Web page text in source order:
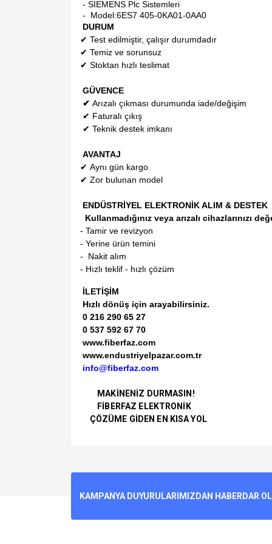
- SIEMENS Plc Sistemleri
- Model:6ES7 405-0KA01-0AA0
DURUM
✔ Test edilmiştir, çalışır durumdadır
✔ Temiz ve sorunsuz
✔ Stoktan hızlı teslimat
GÜVENCE
✔ Arızalı çıkması durumunda iade/değişim
✔ Faturalı çıkış
✔ Teknik destek imkanı
AVANTAJ
✔ Aynı gün kargo
✔ Zor bulunan model
ENDÜSTRİYEL ELEKTRONİK ALIM & DESTEK
Kullanmadığınız veya arızalı cihazlarınızı
- Tamir ve revizyon
- Yerine ürün temini
- Nakit alım
- Hızlı teklif - hızlı çözüm
İLETİŞİM
Hızlı dönüş için arayabilirsiniz.
0 216 290 65 27
0 537 592 67 70
www.fiberfaz.com
www.endustriyelpazar.com.tr
info@fiberfaz.com
MAKİNENİZ DURMASIN!
FİBERFAZ ELEKTRONİK
ÇÖZÜME GİDEN EN KISA YOL
Ürün resmi kalitesiz, bozuk veya
KAMPANYA DUYURULARIMIZDAN HABERDAR